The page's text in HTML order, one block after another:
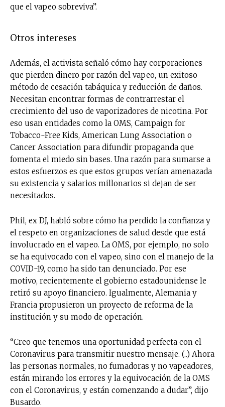
que el vapeo sobreviva”.
Otros intereses
Además, el activista señaló cómo hay corporaciones
que pierden dinero por razón del vapeo, un exitoso
método de cesación tabáquica y reducción de daños.
Necesitan encontrar formas de contrarrestar el
crecimiento del uso de vaporizadores de nicotina. Por
eso usan entidades como la OMS, Campaign for
Tobacco-Free Kids, American Lung Association o
Cancer Association para difundir propaganda que
fomenta el miedo sin bases. Una razón para sumarse a
estos esfuerzos es que estos grupos verían amenazada
su existencia y salarios millonarios si dejan de ser
necesitados.
Phil, ex DJ, habló sobre cómo ha perdido la confianza y
el respeto en organizaciones de salud desde que está
involucrado en el vapeo. La OMS, por ejemplo, no solo
se ha equivocado con el vapeo, sino con el manejo de la
COVID-19, como ha sido tan denunciado. Por ese
motivo, recientemente el gobierno estadounidense le
retiró su apoyo financiero. Igualmente, Alemania y
Francia propusieron un proyecto de reforma de la
institución y su modo de operación.
“Creo que tenemos una oportunidad perfecta con el
Coronavirus para transmitir nuestro mensaje. (..) Ahora
las personas normales, no fumadoras y no vapeadores,
están mirando los errores y la equivocación de la OMS
con el Coronavirus, y están comenzando a dudar”, dijo
Busardo.